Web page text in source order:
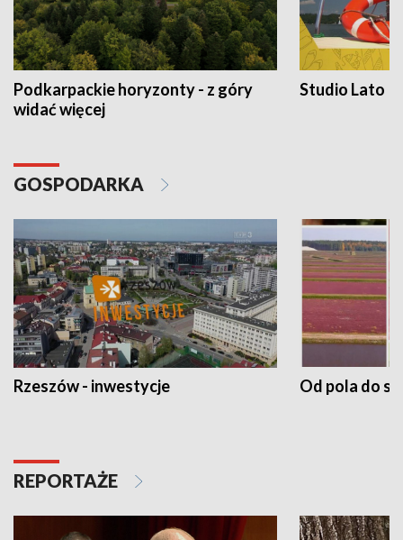
Podkarpackie horyzonty - z góry
widać więcej
Studio Lato
GOSPODARKA
Rzeszów - inwestycje Od pola do
REPORTAŻE